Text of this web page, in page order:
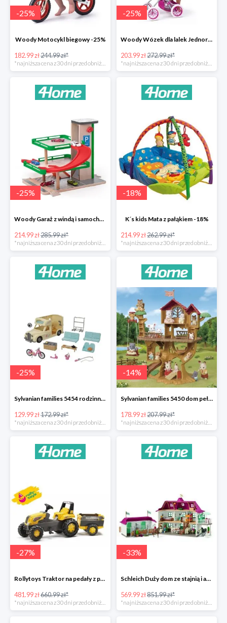
-25%
Woody Motocykl biegowy -25%
182.99 zł244.99 zł*
-25%
Woody Wózek dla lalek Jednorożec -25%
203.99 zł272.99 zł*
-25%
Woody Garaż z windą i samochodziki SIKU -25%
214.99 zł285.99 zł*
-18%
K´s kids Mata z pałąkiem -18%
214.99 zł262.99 zł*
-25%
Sylvanian families 5454 rodzinny kamper -25%
129.99 zł172.99 zł*
*najniższa cena z 30 dni przed obniżką
-14%
Sylvanian families 5450 dom pełen przygód na drzewie -14%
178.99 zł207.99 zł*
*najniższa cena z 30 dni przed obniżką
-27%
Rollytoys Traktor na pedały z przyczepą Farm Rolly Junior -27%
481.99 zł660.99 zł*
-33%
Schleich Duży dom ze stajnią i akcesoriami -33%
569.99 zł851.99 zł*